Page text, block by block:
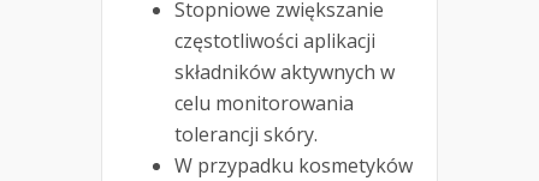
Stopniowe zwiększanie
częstotliwości aplikacji
składników aktywnych w
celu monitorowania
tolerancji skóry.
W przypadku kosmetyków